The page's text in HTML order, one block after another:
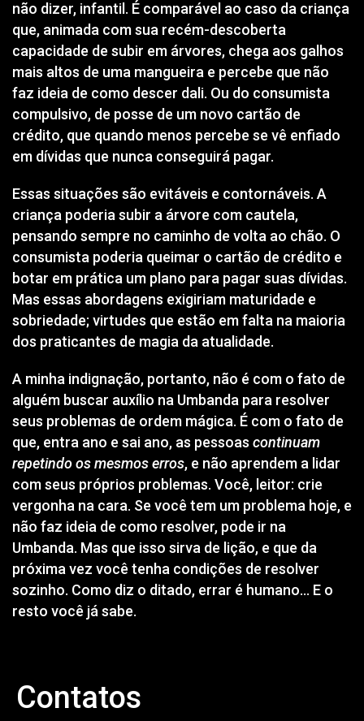
não dizer, infantil. É comparável ao caso da criança
que, animada com sua recém-descoberta
capacidade de subir em árvores, chega aos galhos
mais altos de uma mangueira e percebe que não
faz ideia de como descer dali. Ou do consumista
compulsivo, de posse de um novo cartão de
crédito, que quando menos percebe se vê enfiado
em dívidas que nunca conseguirá pagar.
Essas situações são evitáveis e contornáveis. A
criança poderia subir a árvore com cautela,
pensando sempre no caminho de volta ao chão. O
consumista poderia queimar o cartão de crédito e
botar em prática um plano para pagar suas dívidas.
Mas essas abordagens exigiriam maturidade e
sobriedade; virtudes que estão em falta na maioria
dos praticantes de magia da atualidade.
A minha indignação, portanto, não é com o fato de
alguém buscar auxílio na Umbanda para resolver
seus problemas de ordem mágica. É com o fato de
que, entra ano e sai ano, as pessoas continuam
repetindo os mesmos erros, e não aprendem a lidar
com seus próprios problemas. Você, leitor: crie
vergonha na cara. Se você tem um problema hoje, e
não faz ideia de como resolver, pode ir na
Umbanda. Mas que isso sirva de lição, e que da
próxima vez você tenha condições de resolver
sozinho. Como diz o ditado, errar é humano… E o
resto você já sabe.
Contatos